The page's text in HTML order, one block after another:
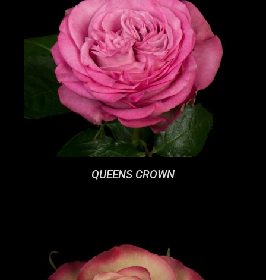
QUEENS CROWN